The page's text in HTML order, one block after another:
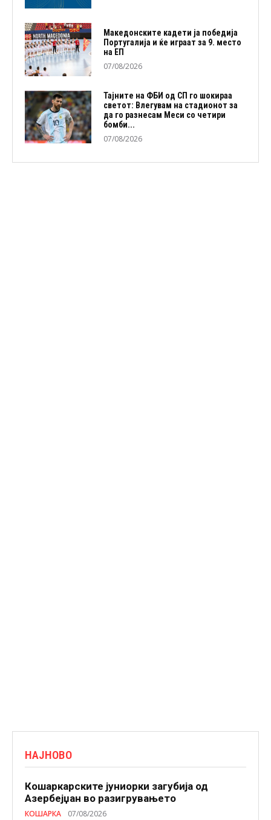
Македонските кадети ја победија
Португалија и ќе играат за 9. место
на ЕП
07/08/2026
Тајните на ФБИ од СП го шокираа
светот: Влегувам на стадионот за
да го разнесам Меси со четири
бомби...
07/08/2026
НАЈНОВО
Кошаркарските јуниорки загубија од
Азербејџан во разигрувањето
КОШАРКА 07/08/2026